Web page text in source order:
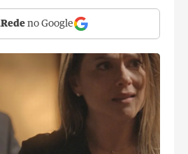
no Google